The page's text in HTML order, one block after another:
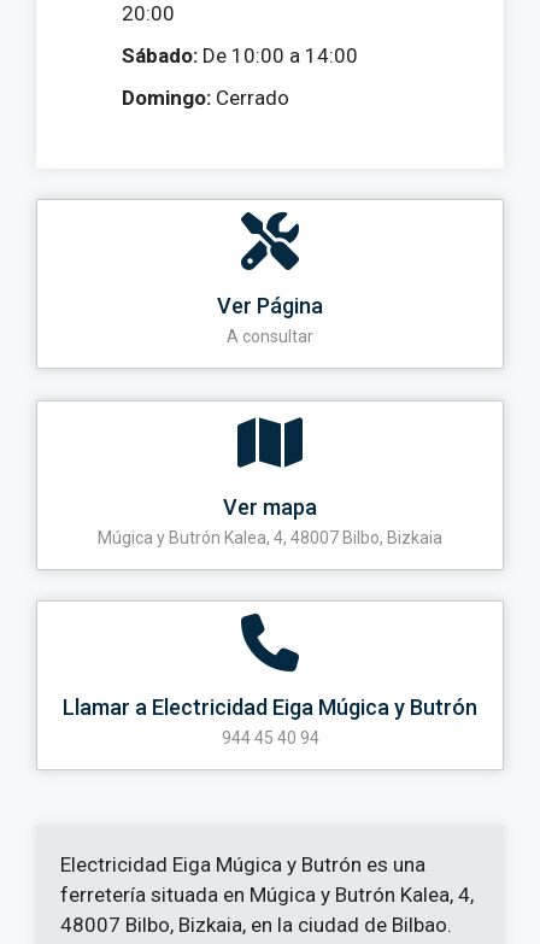
20:00
Sábado: De 10:00 a 14:00
Domingo: Cerrado
Ver Página
A consultar
Ver mapa
Múgica y Butrón Kalea, 4, 48007 Bilbo, Bizkaia
Llamar a Electricidad Eiga Múgica y Butrón
944 45 40 94
Electricidad Eiga Múgica y Butrón es una
ferretería situada en Múgica y Butrón Kalea, 4,
48007 Bilbo, Bizkaia, en la ciudad de Bilbao.